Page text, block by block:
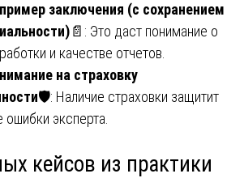
заключения (с сохранением
📄: Это даст понимание о
и качестве отчетов.
на страховку
🛡️: Наличие страховки защитит
ошибки эксперта.
кейсов из практики